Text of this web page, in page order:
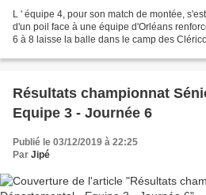
L ' équipe 4, pour son match de montée,
d'un poil face à une équipe d'Orléans
6 à 8 laisse la balle dans le camp des
Résultats championnat
Equipe 3 - Journée 6
Publié le 03/12/2019 à 22:25
Par Jipé